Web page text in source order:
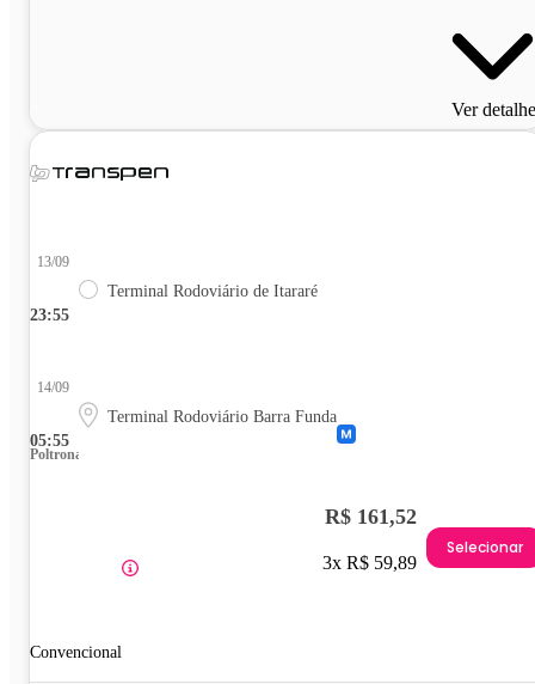
Ver
23:55
13/09
Terminal Rodoviário de Itararé
05:55
14/09
Terminal Rodoviário Barra Funda
Poltrona
Convencional
R$ 161,52
3x R$ 59,89
Selecionar